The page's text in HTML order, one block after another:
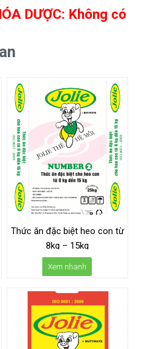
DƯỢC: Không có
Thức ăn đặc biệt heo con từ
8kg – 15kg
Xem nhanh